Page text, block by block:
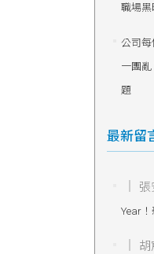
職場黑
公司每
一團
題
最新留
張
Year！
胡